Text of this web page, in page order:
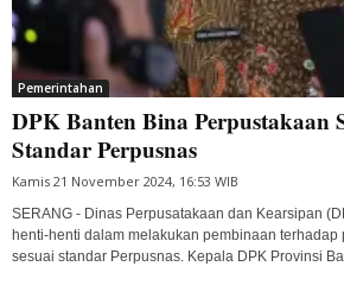
Pemerintahan
DPK Banten Bina Perpustakaan
Standar Perpusnas
Kamis 21 November 2024, 16:53 WIB
SERANG - Dinas Perpusatakaan dan Kearsipan
henti-henti dalam melakukan pembinaan
sesuai standar Perpusnas. Kepala DPK Provinsi